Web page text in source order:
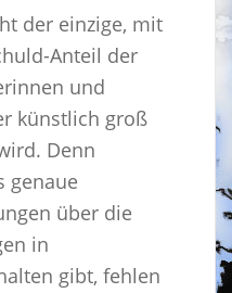
der einzige, mit
Anteil der
und
künstlich groß
Denn
genaue
über die
in
gibt, fehlen